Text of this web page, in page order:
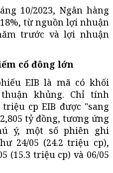
10/2023, Ngân hàng
từ nguồn lợi nhuận
trước và lợi nhuận
cổ đông lớn
EIB là mã có khối
khủng. Chỉ tính
cp EIB được "sang
tỷ đồng, tương ứng
ý, một số phiên ghi
24/05 (24.2 triệu cp),
(15.3 triệu cp) và 06/05